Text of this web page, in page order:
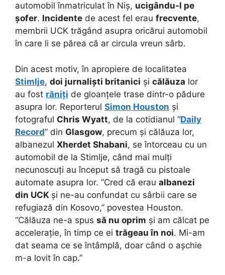
automobil înmatriculat în Niș, ucigându-l pe
șofer. Incidente de acest fel erau frecvente,
membrii UCK trăgând asupra oricărui automobil
în care li se părea că ar circula vreun sârb.
Din acest motiv, în apropiere de localitatea
Stimlje, doi jurnaliști britanici și călăuza lor
au fost răniți de gloanțele trase dintr-o pădure
asupra lor. Reporterul Simon Houston și
fotograful Chris Wyatt, de la cotidianul “Daily
Record” din Glasgow, precum și călăuza lor,
albanezul Xherdet Shabani, se întorceau cu un
automobil de la Stimlje, când mai mulți
necunoscuți au început să tragă cu pistoale
automate asupra lor. “Cred că erau albanezi
din UCK și ne-au confundat cu sârbii care se
refugiază din Kosovo,” povestea Houston.
“Călăuza ne-a spus să nu oprim și am călcat pe
accelerație, în timp ce ei trăgeau în noi. Mi-am
dat seama ce se întâmplă, doar când o așchie
m-a lovit în cap.”